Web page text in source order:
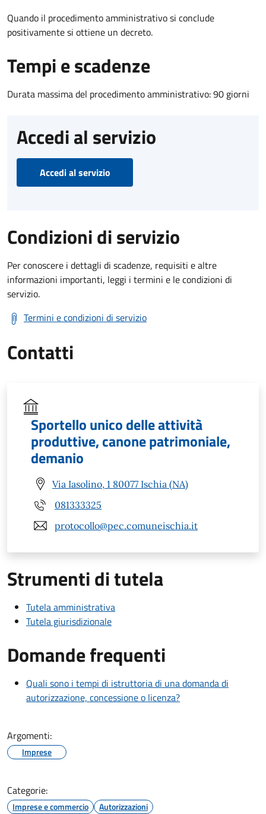
Quando il procedimento amministrativo si conclude
positivamente si ottiene un decreto.
Tempi e scadenze
Durata massima del procedimento amministrativo: 90 giorni
Accedi al servizio
Accedi al servizio
Condizioni di servizio
Per conoscere i dettagli di scadenze, requisiti e altre
informazioni importanti, leggi i termini e le condizioni di
servizio.
Termini e condizioni di servizio
Contatti
Sportello unico delle attività
produttive, canone patrimoniale,
demanio
Via Iasolino, 1 80077 Ischia (NA)
081333325
protocollo@pec.comuneischia.it
Strumenti di tutela
Tutela amministrativa
Tutela giurisdizionale
Domande frequenti
Quali sono i tempi di istruttoria di una domanda di
autorizzazione, concessione o licenza?
Argomenti:
Imprese
Categorie:
Imprese e commercio Autorizzazioni